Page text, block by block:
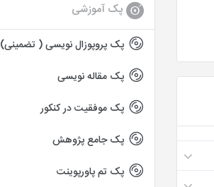
پک آموزشی
پک پروپوزال نویسی ( تضمینی)
پک مقاله نویسی
پک موفقیت در کنکور
پک جامع پژوهش
پک تم پاورپوینت